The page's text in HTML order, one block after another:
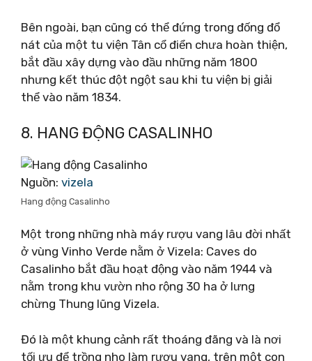
Bên ngoài, bạn cũng có thể đứng trong đống đổ
nát của một tu viện Tân cổ điển chưa hoàn thiện,
bắt đầu xây dựng vào đầu những năm 1800
nhưng kết thúc đột ngột sau khi tu viện bị giải
thể vào năm 1834.
8. HANG ĐỘNG CASALINHO
Nguồn: vizela
Hang động Casalinho
Một trong những nhà máy rượu vang lâu đời nhất
ở vùng Vinho Verde nằm ở Vizela: Caves do
Casalinho bắt đầu hoạt động vào năm 1944 và
nằm trong khu vườn nho rộng 30 ha ở lưng
chừng Thung lũng Vizela.
Đó là một khung cảnh rất thoáng đãng và là nơi
tối ưu để trồng nho làm rượu vang, trên một con